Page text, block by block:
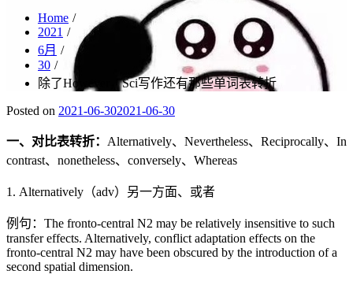
Home
2021
6月
30
除了However，Sci写作还有那些单词表转折
Posted on 2021-06-302021-06-30
一、对比表转折： Alternatively、Nevertheless、Reciprocally、In
contrast、nonetheless、conversely、Whereas
1. Alternatively（adv）另一方面、或者
例句：The fronto-central N2 may be relatively insensitive to such
transfer effects. Alternatively, conflict adaptation effects on the
fronto-central N2 may have been obscured by the introduction of a
second spatial dimension.